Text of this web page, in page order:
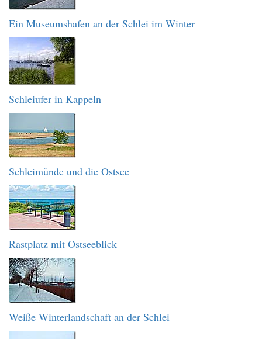
Ein Museumshafen an der Schlei im Winter
Schleiufer in Kappeln
Schleimünde und die Ostsee
Rastplatz mit Ostseeblick
Weiße Winterlandschaft an der Schlei